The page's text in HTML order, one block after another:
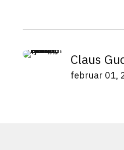
Claus
februar 01,